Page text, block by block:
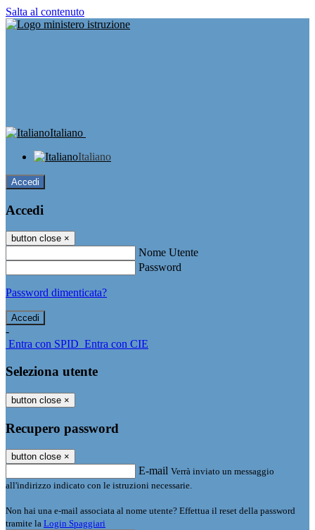
Salta al contenuto
Italiano
Italiano
Accedi
Accedi
button close ×
Nome Utente
Password
Password dimenticata?
-
Entra con SPID Entra con CIE
Seleziona utente
button close ×
Recupero password
button close ×
E-mail Verrà inviato un messaggio
all'indirizzo indicato con le istruzioni necessarie.
Non hai una e-mail associata al nome utente? Effettua il reset della password
tramite la Login Spaggiari